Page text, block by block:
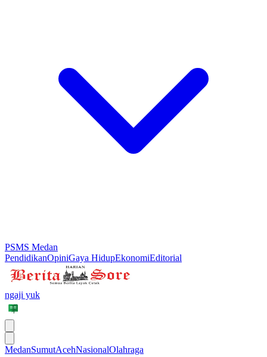
PSMS Medan
PendidikanOpiniGaya HidupEkonomiEditorial
ngaji yuk
MedanSumutAcehNasionalOlahraga